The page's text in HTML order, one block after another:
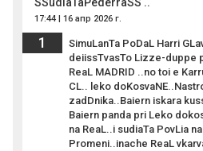
17:44 | 16 апр 2026 г.
1
SimuLanTa PoDaL Harri
deiissTvasTo Lizze-duppe
ReaL MADRID ..no toi e
CL.. leko
zadDnika..Baiern iskara
Baiern panda pri Leko
na ReaL..i sudiaTa PovLia
Promeni..inache ReaL